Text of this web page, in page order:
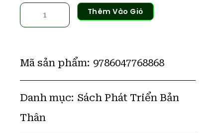
Bí
(The
Secret)
số
lượng
Thêm Vào Giỏ
Mã sản phẩm: 9786047768868
Danh mục: Sách Phát Triển Bản
Thân